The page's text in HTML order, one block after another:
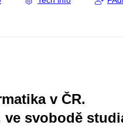
v ČR.
svobodě